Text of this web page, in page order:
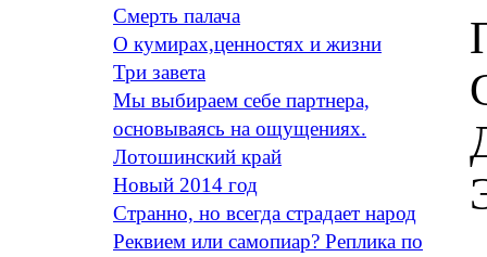
Смерть палача
О кумирах,ценностях и жизни
Три завета
Мы выбираем себе партнера,
основываясь на ощущениях.
Лотошинский край
Новый 2014 год
Странно, но всегда страдает народ
Реквием или самопиар? Реплика по